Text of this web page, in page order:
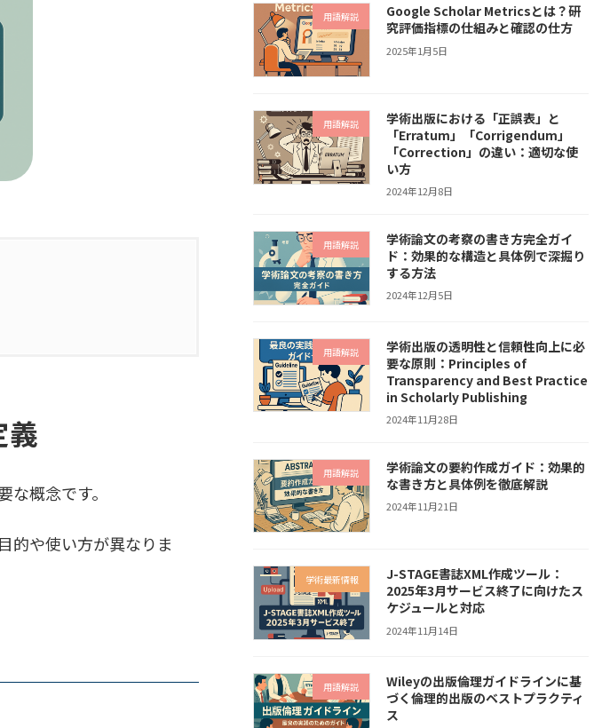
義
概念です。
的や使い方が異なりま
用語解説
Google Scholar Metricsとは？研
究評価指標の仕組みと確認の仕方
2025年1月5日
用語解説
学術出版における「正誤表」と
「Erratum」「Corrigendum」
「Correction」の違い：適切な使
い方
2024年12月8日
用語解説
学術論文の考察の書き方完全ガイ
ド：効果的な構造と具体例で深掘り
する方法
2024年12月5日
用語解説
学術出版の透明性と信頼性向上に必
要な原則：Principles of
Transparency and Best Practice
in Scholarly Publishing
2024年11月28日
用語解説
学術論文の要約作成ガイド：効果的
な書き方と具体例を徹底解説
2024年11月21日
学術最新情報
J-STAGE書誌XML作成ツール：
2025年3月サービス終了に向けたス
ケジュールと対応
2024年11月14日
用語解説
Wileyの出版倫理ガイドラインに基
づく倫理的出版のベストプラクティ
ス